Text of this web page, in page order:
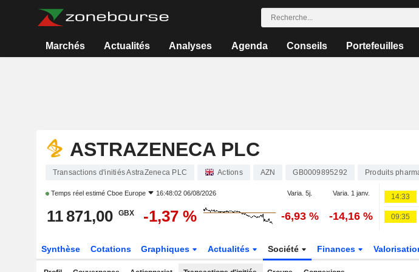
Marchés Actualités Analyses Agenda Conseils Portefeuilles
ASTRAZENECA PLC
Transactions d'initiés AstraZeneca PLC Actions AZN GB0009895292 Produits
Temps réel estimé Cboe Europe 16:48:02 06/08/2026 Varia. 5j. Varia. 1 janv.
11 871,00 GBX -1,37 % -6,93 % -14,16 %
14:33
09:35
Synthèse Cotations Graphiques Actualités Société Finances